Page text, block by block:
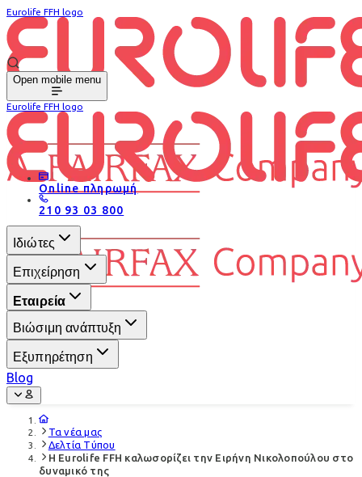
Eurolife FFH logo
Open mobile menu
Eurolife FFH logo
Online πληρωμή
210 93 03 800
Ιδιώτες
Επιχείρηση
Εταιρεία
Βιώσιμη ανάπτυξη
Εξυπηρέτηση
Blog
Τα νέα μας
Δελτία Τύπου
H Eurolife FFH καλωσορίζει την Ειρήνη Νικολοπούλου στο
δυναμικό της